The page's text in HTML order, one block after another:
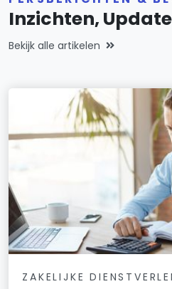
Inzichten,
Bekijk alle artikelen
ZAKELIJKE